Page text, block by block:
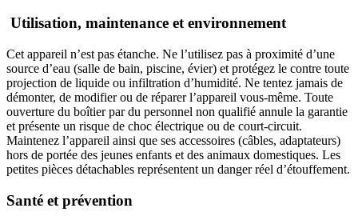
Utilisation, maintenance et environnement
Cet appareil n’est pas étanche. Ne l’utilisez pas à proximité d’une
source d’eau (salle de bain, piscine, évier) et protégez le contre toute
projection de liquide ou infiltration d’humidité. Ne tentez jamais de
démonter, de modifier ou de réparer l’appareil vous-même. Toute
ouverture du boîtier par du personnel non qualifié annule la garantie
et présente un risque de choc électrique ou de court-circuit.
Maintenez l’appareil ainsi que ses accessoires (câbles, adaptateurs)
hors de portée des jeunes enfants et des animaux domestiques. Les
petites pièces détachables représentent un danger réel d’étouffement.
Santé et prévention